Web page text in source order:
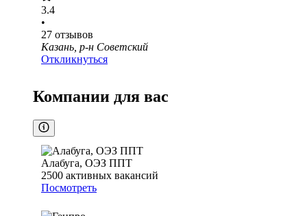
3.4
•
27 отзывов
Казань, р-н Советский
Откликнуться
Компании для вас
Алабуга, ОЭЗ ППТ
2500 активных вакансий
Посмотреть